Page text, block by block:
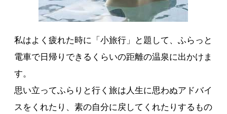
私はよく疲れた時に「小旅行」と題して、ふらっと
電車で日帰りできるくらいの距離の温泉に出かけま
す。
思い立ってふらりと行く旅は人生に思わぬアドバイ
スをくれたり、素の自分に戻してくれたりするもの